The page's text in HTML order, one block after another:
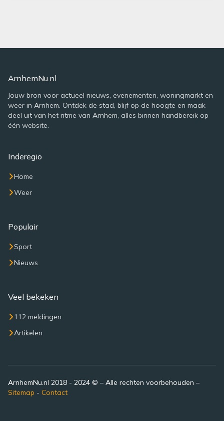
ArnhemNu.nl
Jouw bron voor actueel nieuws, evenementen, woningmarkt en
weer in Arnhem. Ontdek de stad, blijf op de hoogte en maak
deel uit van het ritme van Arnhem, alles binnen handbereik op
één website.
Inderegio
Home
Weer
Populair
Sport
Nieuws
Veel bekeken
112 meldingen
Artikelen
ArnhemNu.nl 2018 - 2024 © – Alle rechten voorbehouden –
Sitemap - Contact